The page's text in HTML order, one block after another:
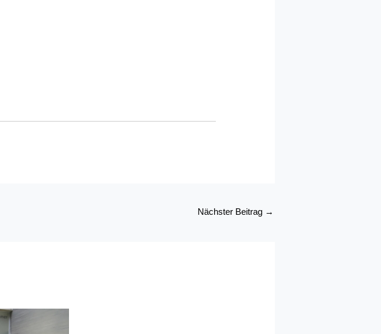
Nächster Beitrag →